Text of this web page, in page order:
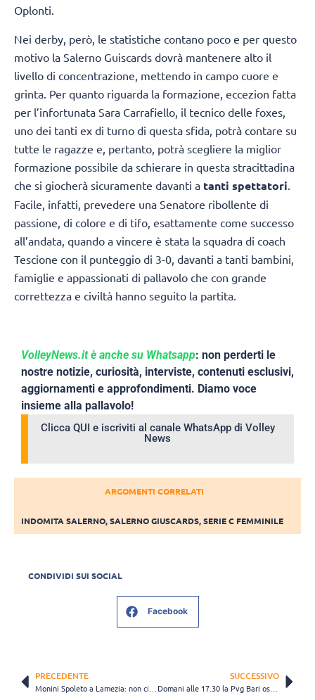
Oplonti.
Nei derby, però, le statistiche contano poco e per questo
motivo la Salerno Guiscards dovrà mantenere alto il
livello di concentrazione, mettendo in campo cuore e
grinta. Per quanto riguarda la formazione, eccezion fatta
per l’infortunata Sara Carrafiello, il tecnico delle foxes,
uno dei tanti ex di turno di questa sfida, potrà contare su
tutte le ragazze e, pertanto, potrà scegliere la miglior
formazione possibile da schierare in questa stracittadina
che si giocherà sicuramente davanti a tanti spettatori
Facile, infatti, prevedere una Senatore ribollente di
passione, di colore e di tifo, esattamente come successo
all’andata, quando a vincere è stata la squadra di coach
Tescione con il punteggio di 3-0, davanti a tanti bambini,
famiglie e appassionati di pallavolo che con grande
correttezza e civiltà hanno seguito la partita.
VolleyNews.it è anche su Whatsapp: non perderti le
nostre notizie, curiosità, interviste, contenuti esclusivi,
aggiornamenti e approfondimenti. Diamo voce
insieme alla pallavolo!
Clicca QUI e iscriviti al canale WhatsApp di Volley
News
ARGOMENTI CORRELATI
INDOMITA SALERNO,SALERNO GIUSCARDS,SERIE C FEMMINILE
CONDIVIDI SUI SOCIAL
Facebook
PRECEDENTE SUCCESSIVO
Domani alle 17.30 la Pvg Bari ospita il ritorno del derby di Puglia di B1 femminile